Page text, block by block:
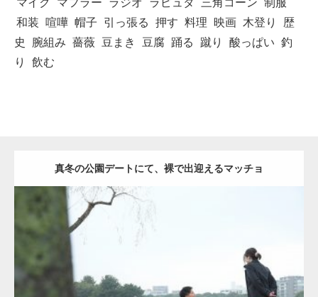
マイク
マフラー ラジオ ラピュタ 三角コーン 制服
和装
喧嘩 帽子 引っ張る 押す 料理 映画 木登り
歴
史
腕組み 薔薇 豆まき 豆腐 踊る 蹴り 酸っぱい 釣
り
飲む
真冬の公園デートにて、裸で出迎えるマッチョ
公園のマッチョ AKIHITO(細マッチョ) 背中